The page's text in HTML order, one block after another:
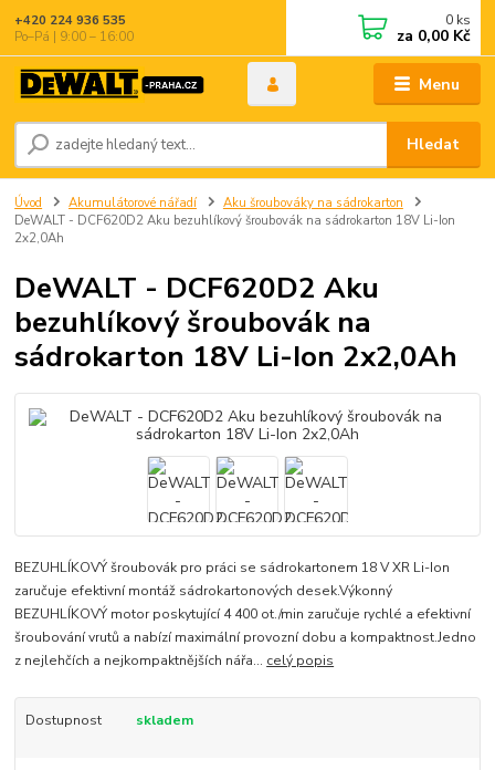
Menu
Hledat
+420 224 936 535
Po–Pá | 9:00 – 16:00
0 ks
za 0,00 Kč
Úvod Akumulátorové nářadí
Aku šroubováky na sádrokarton
DeWALT - DCF620D2 Aku bezuhlíkový šroubovák na sádrokarton 18V Li-Ion
2x2,0Ah
DeWALT - DCF620D2 Aku
bezuhlíkový šroubovák na
sádrokarton 18V Li-Ion 2x2,0Ah
BEZUHLÍKOVÝ šroubovák pro práci se sádrokartonem 18 V XR Li-Ion
zaručuje efektivní montáž sádrokartonových desek.Výkonný
BEZUHLÍKOVÝ motor poskytující 4 400 ot./min zaručuje rychlé a efektivní
šroubování vrutů a nabízí maximální provozní dobu a kompaktnost.Jedno
z nejlehčích a nejkompaktnějších nářa... celý popis
Dostupnost skladem